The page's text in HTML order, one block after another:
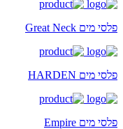
פלסי מים Great Neck
פלסי מים HARDEN
פלסי מים Empire